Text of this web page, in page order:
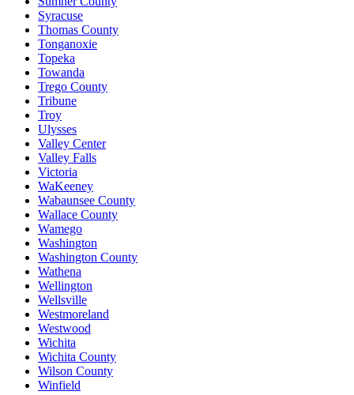
Syracuse
Thomas County
Tonganoxie
Topeka
Towanda
Trego County
Tribune
Troy
Ulysses
Valley Center
Valley Falls
Victoria
WaKeeney
Wabaunsee County
Wallace County
Wamego
Washington
Washington County
Wathena
Wellington
Wellsville
Westmoreland
Westwood
Wichita
Wichita County
Wilson County
Winfield